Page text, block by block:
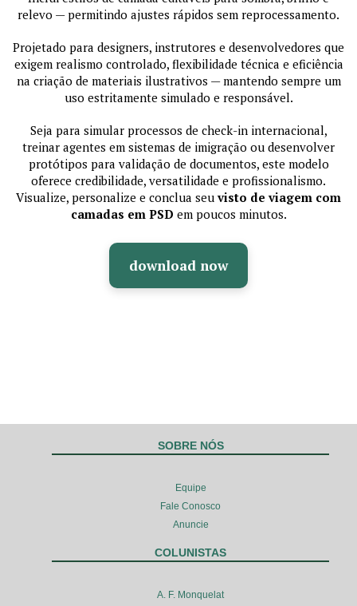
relevo — permitindo ajustes rápidos sem reprocessamento.
Projetado para designers, instrutores e desenvolvedores que
exigem realismo controlado, flexibilidade técnica e eficiência
na criação de materiais ilustrativos — mantendo sempre um
uso estritamente simulado e responsável.
Seja para simular processos de check-in internacional,
treinar agentes em sistemas de imigração ou desenvolver
protótipos para validação de documentos, este modelo
oferece credibilidade, versatilidade e profissionalismo.
Visualize, personalize e conclua seuvisto de viagem com
camadas em PSD em poucos minutos.
download now
SOBRE NÓS
Equipe
Fale Conosco
Anuncie
COLUNISTAS
A. F. Monquelat